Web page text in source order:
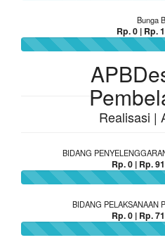
Bunga
Rp. 0 | Rp.
Realisasi |
BIDANG
Rp. 0 | Rp.
BIDANG PELAKSANAAN
Rp. 0 | Rp.